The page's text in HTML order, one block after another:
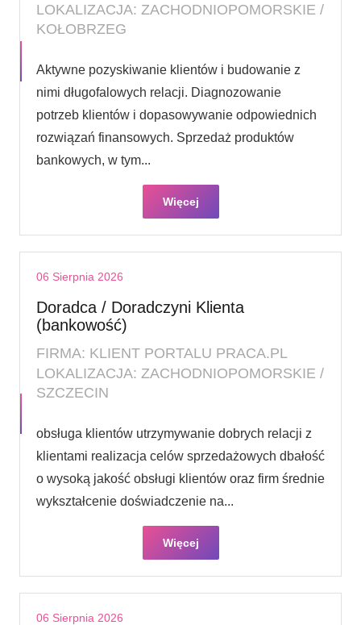
LOKALIZACJA: ZACHODNIOPOMORSKIE /
KOŁOBRZEG
Aktywne pozyskiwanie klientów i budowanie z
nimi długofalowych relacji. Diagnozowanie
potrzeb klientów i dopasowywanie odpowiednich
rozwiązań finansowych. Sprzedaż produktów
bankowych, w tym...
Więcej
06 Sierpnia 2026
Doradca / Doradczyni Klienta
(bankowość)
FIRMA: KLIENT PORTALU PRACA.PL
LOKALIZACJA: ZACHODNIOPOMORSKIE /
SZCZECIN
obsługa klientów utrzymywanie dobrych relacji z
klientami realizacja celów sprzedażowych dbałość
o wysoką jakość obsługi klientów oraz firm średnie
wykształcenie doświadczenie na...
Więcej
06 Sierpnia 2026